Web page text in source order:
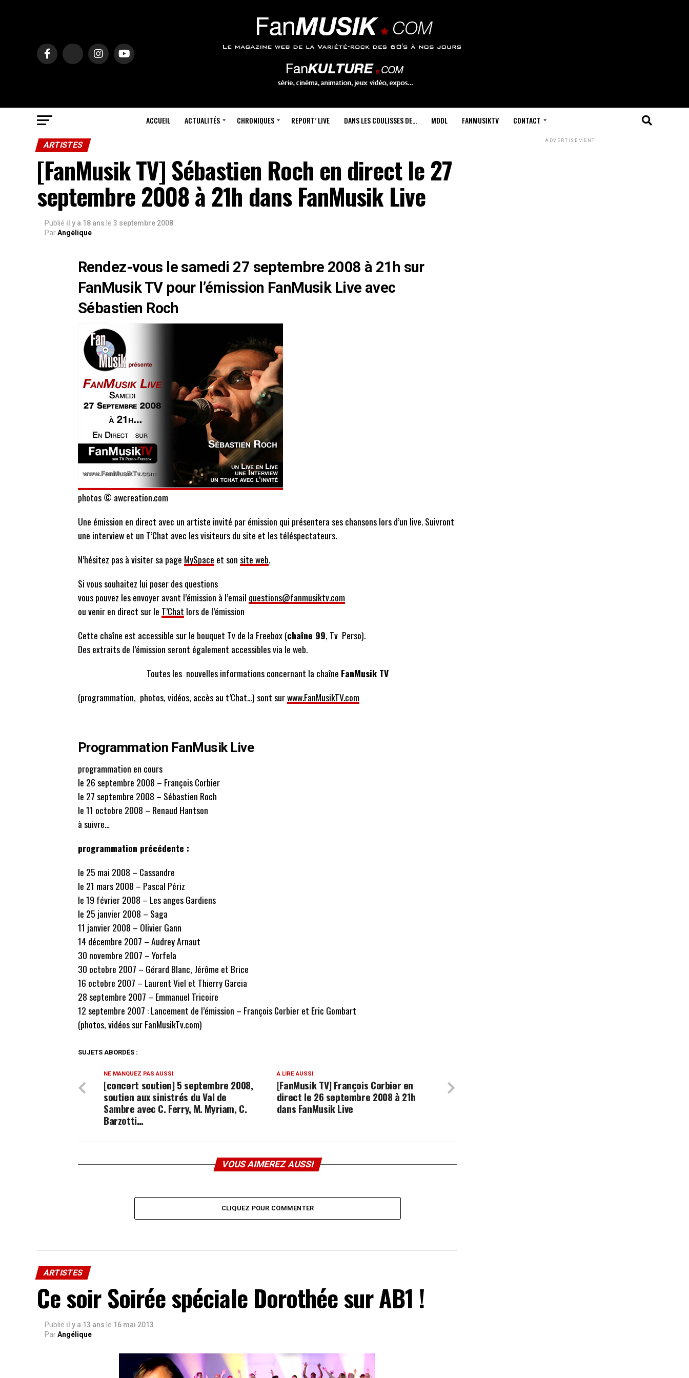
ACCUEIL ACTUALITÉS CHRONIQUES REPORT’ LIVE DANS LES COULISSES DE… MDDL FANMUSIKTV CONTACT
ARTISTES
[FanMusik TV] Sébastien Roch en direct le 27
septembre 2008 à 21h dans FanMusik Live
Publié il y a 18 ans le 3 septembre 2008
ParAngélique
Rendez-vous le samedi 27 septembre 2008 à 21h sur
FanMusik TV pour l’émission FanMusik Live avec
Sébastien Roch
photos © awcreation.com
Une émission en direct avec un artiste invité par émission qui présentera ses chansons lors d’un live. Suivront
une interview et un T’Chat avec les visiteurs du site et les téléspectateurs.
N’hésitez pas à visiter sa page MySpace et sonsite web.
Si vous souhaitez lui poser des questions
vous pouvez les envoyer avant l’émission à l’email questions@fanmusiktv.com
ou venir en direct sur le T’Chat lors de l’émission
Cette chaîne est accessible sur le bouquet Tv de la Freebox (chaîne 99, Tv Perso).
Des extraits de l’émission seront également accessibles via le web.
Toutes les nouvelles informations concernant la chaîne FanMusik TV
(programmation, photos, vidéos, accès au t’Chat…) sont surwww.FanMusikTV.com
Programmation FanMusik Live
programmation en cours
le 26 septembre 2008 – François Corbier
le 27 septembre 2008 – Sébastien Roch
le 11 octobre 2008 – Renaud Hantson
à suivre…
programmation précédente :
le 25 mai 2008 – Cassandre
le 21 mars 2008 – Pascal Périz
le 19 février 2008 – Les anges Gardiens
le 25 janvier 2008 – Saga
11 janvier 2008 – Olivier Gann
14 décembre 2007 – Audrey Arnaut
30 novembre 2007 – Yorfela
30 octobre 2007 – Gérard Blanc, Jérôme et Brice
16 octobre 2007 – Laurent Viel et Thierry Garcia
28 septembre 2007 – Emmanuel Tricoire
12 septembre 2007 : Lancement de l’émission – François Corbier et Eric Gombart
(photos, vidéos sur FanMusikTv.com)
SUJETS ABORDÉS :
A LIRE AUSSI
[FanMusik TV] François Corbier en
direct le 26 septembre 2008 à 21h
dans FanMusik Live
NE MANQUEZ PAS AUSSI
[concert soutien] 5 septembre 2008,
soutien aux sinistrés du Val de
Sambre avec C. Ferry, M. Myriam, C.
Barzotti…
VOUS AIMEREZ AUSSI
CLIQUEZ POUR COMMENTER
ARTISTES
Ce soir Soirée spéciale Dorothée sur AB1 !
Publié il y a 13 ans le 16 mai 2013
ParAngélique
ADVERTISEMENT